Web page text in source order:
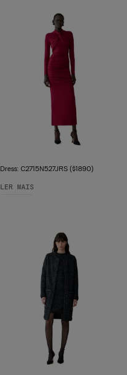
Dress: C2715N527JRS ($1890)
LER MAIS